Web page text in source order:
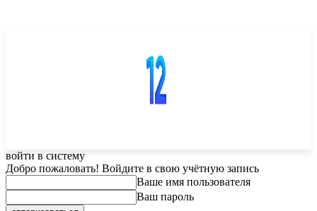
войти в систему
Добро пожаловать! Войдите в свою учётную запись
Ваше имя пользователя
Ваш пароль